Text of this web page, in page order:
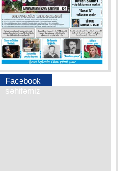
Facebook
səhifəmiz